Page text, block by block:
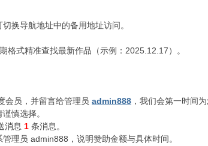
换导航地址中的备用地址访问。
格式精准查找最新作品（示例：2025.12.17）。
会员，并留言给管理员 admin888 ，我们会第一时间为
谨慎选择。
消息 1 条消息。
理员 admin888，说明赞助金额与具体时间。